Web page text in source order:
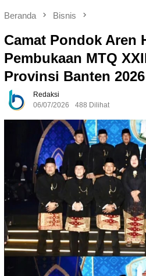
Beranda Bisnis
Camat Pondok Aren
Pembukaan MTQ
Provinsi Banten 2026
Redaksi
06/07/2026
488 Dilihat